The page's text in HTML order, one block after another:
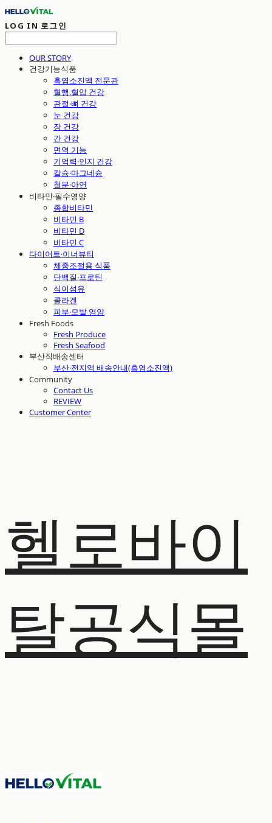
LOG IN 로그인
OUR STORY
건강기능식품
흑염소진액 전문관
혈행.혈압 건강
관절·뼈 건강
눈 건강
장 건강
간 건강
면역 기능
기억력·인지 건강
칼슘·마그네슘
철분·아연
비타민·필수영양
종합비타민
비타민 B
비타민 D
비타민 C
다이어트·이너뷰티
체중조절용 식품
단백질·프로틴
식이섬유
콜라겐
피부·모발 영양
Fresh Foods
Fresh Produce
Fresh Seafood
부산직배송센터
부산·전지역 배송안내(흑염소진액)
Community
Contact Us
REVIEW
Customer Center
헬로바이
탈공식몰